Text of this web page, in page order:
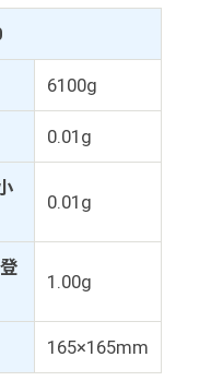
6100g
0.01g
0.01g
1.00g
165×165mm